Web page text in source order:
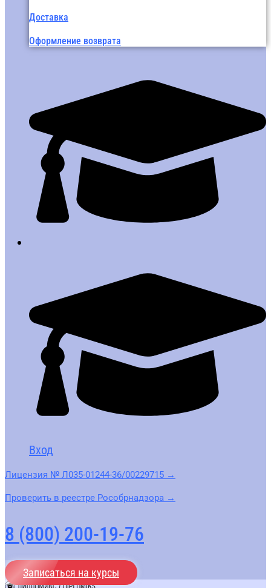
Доставка
Оформление возврата
Вход
Лицензия № Л035-01244-36/00229715 →
Проверить в реестре Рособрнадзора →
8 (800) 200-19-76
Записаться на курсы